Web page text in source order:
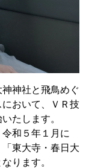
神社と飛鳥めぐ
おいて、ＶＲ技
たします。
和５年１月に
「東大寺・春日大
ります。